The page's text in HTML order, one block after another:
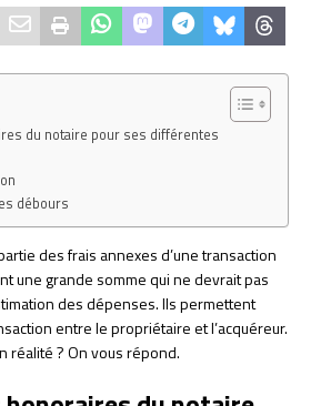
du notaire pour ses différentes
débours
des frais annexes d’une transaction
une grande somme qui ne devrait pas
des dépenses. Ils permettent
entre le propriétaire et l’acquéreur.
réalité ? On vous répond.